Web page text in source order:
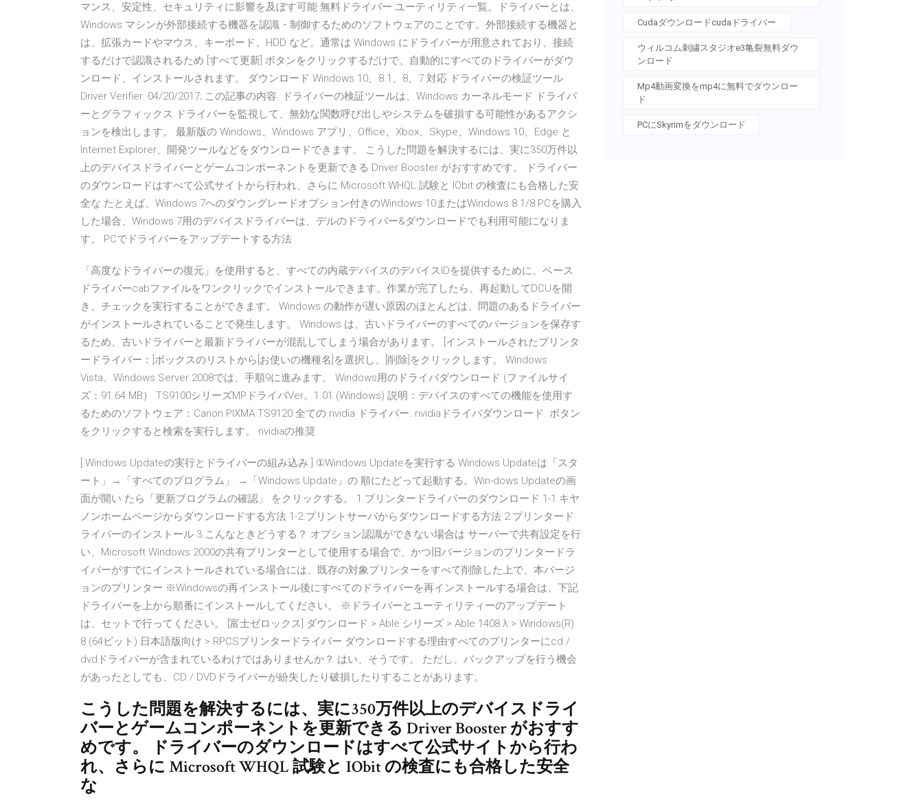
マンス、安定性、セキュリティに影響を及ぼす可能 無料ドライバー ユーティリティ一覧。ドライバーとは、
Windows マシンが外部接続する機器を認識・制御するためのソフトウェアのことです。外部接続する機器と
は、拡張カードやマウス、キーボード、HDD など。通常は Windows にドライバーが用意されており、接続
するだけで認識されるため [すべて更新] ボタンをクリックするだけで、自動的にすべてのドライバーがダウ
ンロード、インストールされます。 ダウンロード Windows 10、8.1、8、7 対応 ドライバーの検証ツール
Driver Verifier. 04/20/2017; この記事の内容. ドライバーの検証ツールは、Windows カーネルモード ドライバ
ーとグラフィックス ドライバーを監視して、無効な関数呼び出しやシステムを破損する可能性があるアクシ
ョンを検出します。 最新版の Windows、Windows アプリ、Office、Xbox、Skype、Windows 10、Edge と
Internet Explorer、開発ツールなどをダウンロードできます。 こうした問題を解決するには、実に350万件以
上のデバイスドライバーとゲームコンポーネントを更新できる Driver Booster がおすすめです。 ドライバー
のダウンロードはすべて公式サイトから行われ、さらに Microsoft WHQL 試験と IObit の検査にも合格した安
全な たとえば、Windows 7へのダウングレードオプション付きのWindows 10またはWindows 8.1/8 PCを購入
した場合、Windows 7用のデバイスドライバーは、デルのドライバー&ダウンロードでも利用可能になりま
す。 PCでドライバーをアップデートする方法
「高度なドライバーの復元」を使用すると、すべての内蔵デバイスのデバイスIDを提供するために、ベース
ドライバーcabファイルをワンクリックでインストールできます。作業が完了したら、再起動してDCUを開
き、チェックを実行することができます。 Windows の動作が遅い原因のほとんどは、問題のあるドライバー
がインストールされていることで発生します。 Windows は、古いドライバーのすべてのバージョンを保存す
るため、古いドライバーと最新ドライバーが混乱してしまう場合があります。 [インストールされたプリンタ
ードライバー：]ボックスのリストから[お使いの機種名]を選択し、[削除]をクリックします。 Windows
Vista、Windows Server 2008では、手順9に進みます。 Windows用のドライバダウンロード (ファイルサイ
ズ：91.64 MB） TS9100シリーズMPドライバVer。1.01 (Windows) 説明：デバイスのすべての機能を使用す
るためのソフトウェア：Canon PIXMA TS9120 全ての nvidia ドライバー. nvidiaドライバダウンロード. ボタン
をクリックすると検索を実行します。 nvidiaの推奨
[ Windows Updateの実行とドライバーの組み込み ] ①Windows Updateを実行する Windows Updateは「スタ
ート」→「すべてのプログラム」 →「Windows Update」の 順にたどって起動する。Win-dows Updateの画
面が開い たら「更新プログラムの確認」 をクリックする。 1.プリンタードライバーのダウンロード 1-1.キヤ
ノンホームページからダウンロードする方法 1-2.プリントサーバからダウンロードする方法 2.プリンタード
ライバーのインストール 3.こんなときどうする？ オプション認識ができない場合は サーバーで共有設定を行
い、Microsoft Windows 2000の共有プリンターとして使用する場合で、かつ旧バージョンのプリンタードラ
イバーがすでにインストールされている場合には、既存の対象プリンターをすべて削除した上で、本バージ
ョンのプリンター ※Windowsの再インストール後にすべてのドライバーを再インストールする場合は、下記
ドライバーを上から順番にインストールしてください。 ※ドライバーとユーティリティーのアップデート
は、セットで行ってください。 [富士ゼロックス] ダウンロード > Able シリーズ > Able 1408 λ > Windows(R)
8 (64ビット) 日本語版向け > RPCSプリンタードライバー ダウンロードする理由すべてのプリンターにcd /
dvdドライバーが含まれているわけではありませんか？ はい、そうです。 ただし、バックアップを行う機会
があったとしても、CD / DVDドライバーが紛失したり破損したりすることがあります。
こうした問題を解決するには、実に350万件以上のデバイスドライ
バーとゲームコンポーネントを更新できる Driver Booster がおすす
めです。 ドライバーのダウンロードはすべて公式サイトから行わ
れ、さらに Microsoft WHQL 試験と IObit の検査にも合格した安全
な
Cudaダウンロードcudaドライバー
ウィルコム刺繍スタジオe3亀裂無料ダウ
ンロード
Mp4動画変換をmp4に無料でダウンロー
ド
PCにSkyrimをダウンロード